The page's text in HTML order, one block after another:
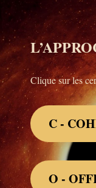
Clique sur les
C -
O -